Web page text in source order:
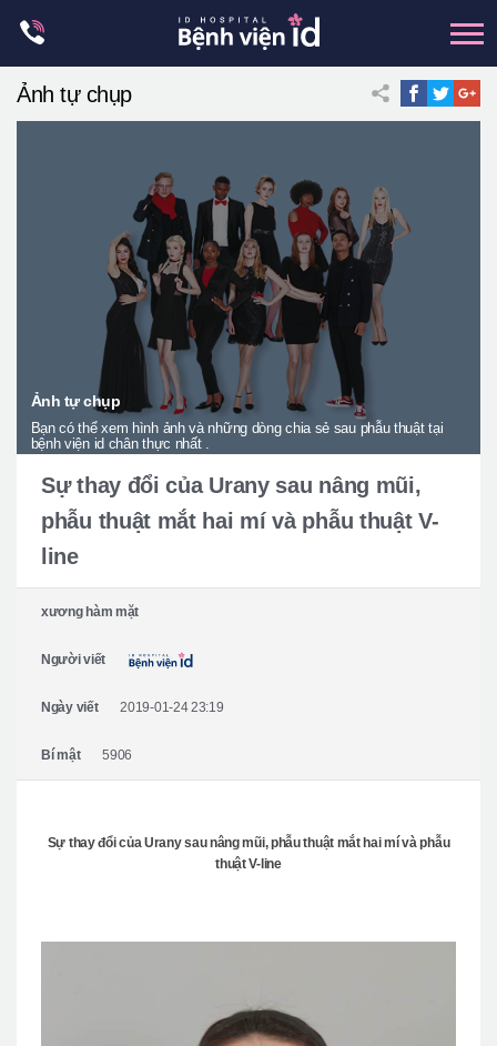
Trung tâm petit
Thẩm mỹ boby
Thẩm mỹ nam giới
Let Me In
Giới thiệu bệnh viện
Phẫu thuật an toàn
Online Consultation
Ảnh tự chụp
Ảnh tự chụp
Bạn có thể xem hình ảnh và những dòng chia sẻ sau phẫu thuật tại
bệnh viện id chân thực nhất .
Sự thay đổi của Urany sau nâng mũi,
phẫu thuật mắt hai mí và phẫu thuật V-
line
xương hàm mặt
Người viết
Ngày viết 2019-01-24 23:19
Bí mật 5906
Sự thay đổi của Urany sau nâng mũi, phẫu thuật mắt hai mí và phẫu
thuật V-line